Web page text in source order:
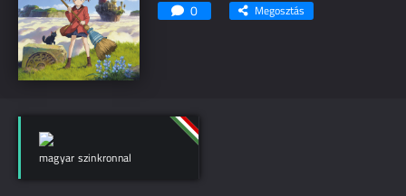
0 Megosztás
magyar szinkronnal